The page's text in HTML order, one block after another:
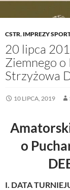
CSTR, IMPREZY
20 lipca
Ziemnego
Strzyżowa
10 LIPCA, 2019
o
I. DATA